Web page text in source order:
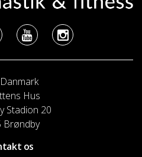
Hus
Stadion 20
Brøndby
os